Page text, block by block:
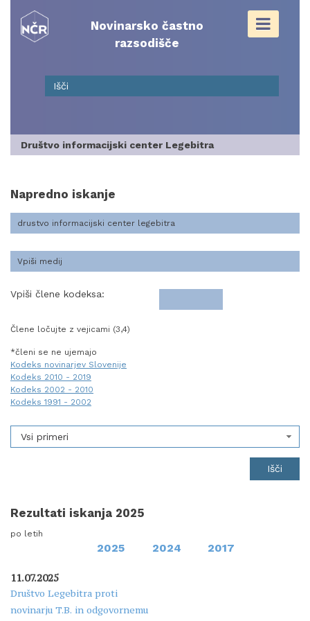
content
Novinarsko častno
razsodišče
Društvo informacijski center Legebitra
Napredno iskanje
Vpiši člene kodeksa:
Člene ločujte z vejicami (3,4)
*členi se ne ujemajo
Kodeks novinarjev Slovenije
Kodeks 2010 - 2019
Kodeks 2002 - 2010
Kodeks 1991 - 2002
Vsi primeri
Rezultati iskanja 2025
po letih
2025 2024 2017
11.07.2025
Društvo Legebitra proti
novinarju T.B. in odgovornemu